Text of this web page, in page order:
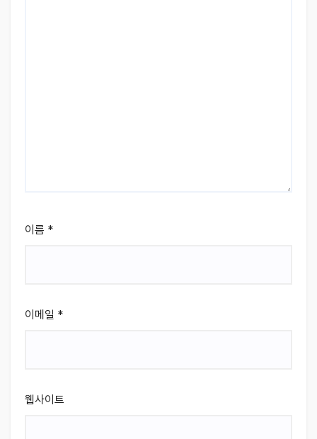
이름 *
이메일 *
웹사이트